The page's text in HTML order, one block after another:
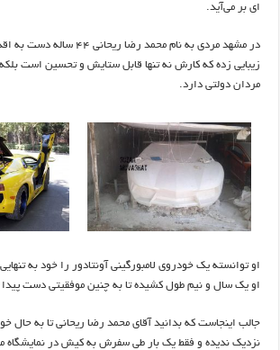
ای بر می‌آید.
در مشهد مردی به ناممحمد رضا ریحانی 44 ساله دست به
زیبایی زده که کارشنه تنها قابل ستایش و تحسین است بلکه
مردان دولتی دارد.
او توانستهیک خودروی لامبورگینی آونتادور را خودبه تنهایی
اویک سال ونیم طول کشیده تا به چنین موفقیتی دستپیدا
جالب اینجاست که بدانید آقایمحمد رضا ریحانیتا به حال
نزدیک ندیده و فقطیک بار طی سفرش به کیش در نمایشگاه